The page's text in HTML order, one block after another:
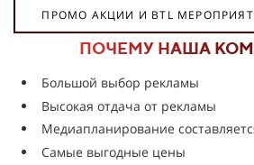
ПРОМО АКЦИИ И BTL
ПОЧЕМУ НАША
Большой выбор рекламы
Высокая отдача от рекламы
Медиапланирование
Самые выгодные цены